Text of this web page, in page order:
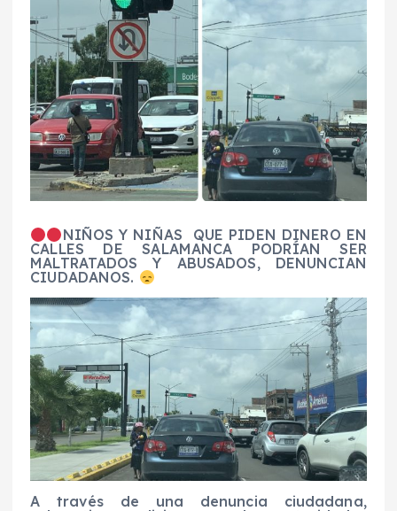
NIÑOS Y NIÑAS QUE PIDEN DINERO EN
CALLES DE SALAMANCA PODRÍAN SER
MALTRATADOS Y ABUSADOS, DENUNCIAN
CIUDADANOS.
A través de una denuncia ciudadana,